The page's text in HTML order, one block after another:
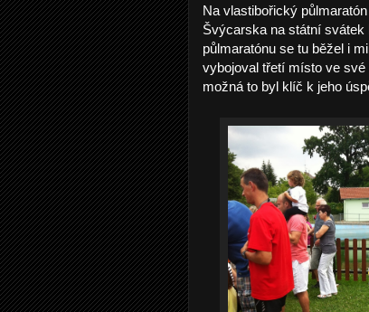
Na vlastibořický
Švýcarska na státní
půlmaratónu se tu běžel i
vybojoval třetí místo ve své
možná to byl klíč k jeho